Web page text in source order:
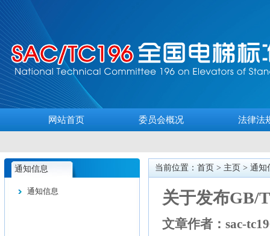
网站首页 委员会概况 法律法
通知信息
通知信息
当前位置：首页 > 主页 >通知
关于发布GB/
文章作者：sac-